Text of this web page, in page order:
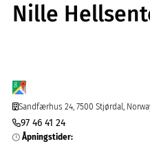
Nille
Sandfærhus 24, 7500 Stjørdal,
97 46 41 24
Åpningstider: